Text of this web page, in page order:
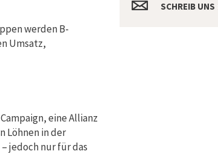
werden B-
Umsatz,
eine Allianz
Löhnen in der
jedoch nur für das
SCHREIB UNS